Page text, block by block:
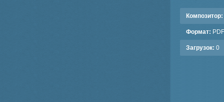
Композитор:
Формат: PDF
Загрузок: 0